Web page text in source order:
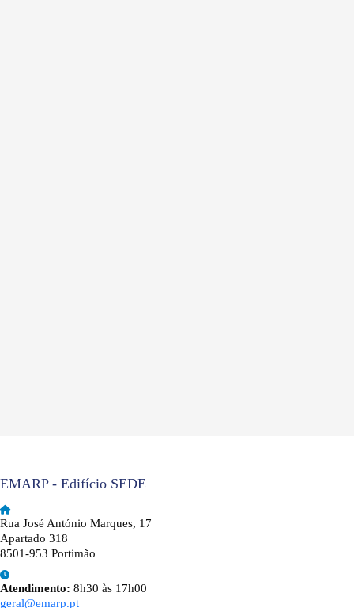
EMARP - Edifício SEDE
Rua José António Marques, 17
Apartado 318
8501-953 Portimão
Atendimento: 8h30 às 17h00
geral@emarp.pt